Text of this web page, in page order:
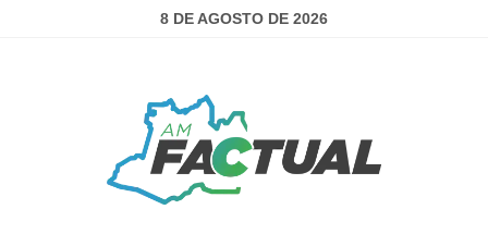
8 DE AGOSTO DE 2026